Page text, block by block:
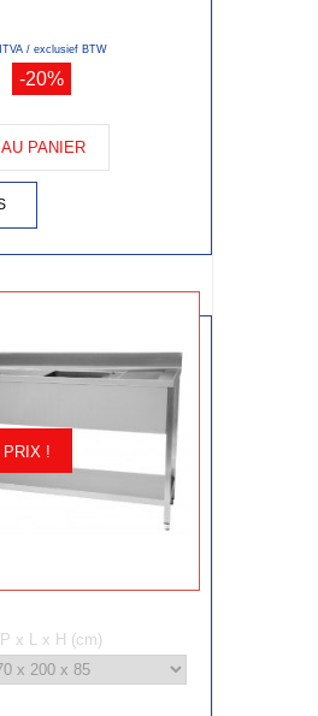
/ exclusief BTW
-20%
PANIER
PRIX !
x L x H (cm)